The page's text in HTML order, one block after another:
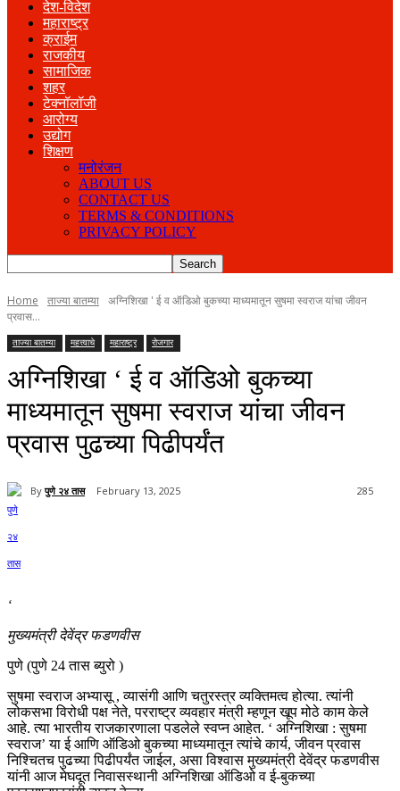
देश-विदेश
महाराष्ट्र
क्राईम
राजकीय
सामाजिक
शहर
टेक्नॉलॉजी
आरोग्य
उद्योग
शिक्षण
मनोरंजन
ABOUT US
CONTACT US
TERMS & CONDITIONS
PRIVACY POLICY
Home ताज्या बातम्या अग्निशिखा ' ई व ऑडिओ बुकच्या माध्यमातून सुषमा स्वराज यांचा जीवन
प्रवास...
ताज्या बातम्या महत्त्वाचे महाराष्ट्र रोजगार
अग्निशिखा ‘ ई व ऑडिओ बुकच्या
माध्यमातून सुषमा स्वराज यांचा जीवन
प्रवास पुढच्या पिढीपर्यंत
By पुणे २४ तास February 13, 2025 285
‘
मुख्यमंत्री देवेंद्र फडणवीस
पुणे (पुणे 24 तास ब्युरो )
सुषमा स्वराज अभ्यासू , व्यासंगी आणि चतुरस्त्र व्यक्तिमत्व होत्या. त्यांनी
लोकसभा विरोधी पक्ष नेते, परराष्ट्र व्यवहार मंत्री म्हणून खूप मोठे काम केले
आहे. त्या भारतीय राजकारणाला पडलेले स्वप्न आहेत. ‘ अग्निशिखा : सुषमा
स्वराज’ या ई आणि ऑडिओ बुकच्या माध्यमातून त्यांचे कार्य, जीवन प्रवास
निश्चितच पुढच्या पिढीपर्यंत जाईल, असा विश्वास मुख्यमंत्री देवेंद्र फडणवीस
यांनी आज मेघदूत निवासस्थानी अग्निशिखा ऑडिओ व ई-बुकच्या